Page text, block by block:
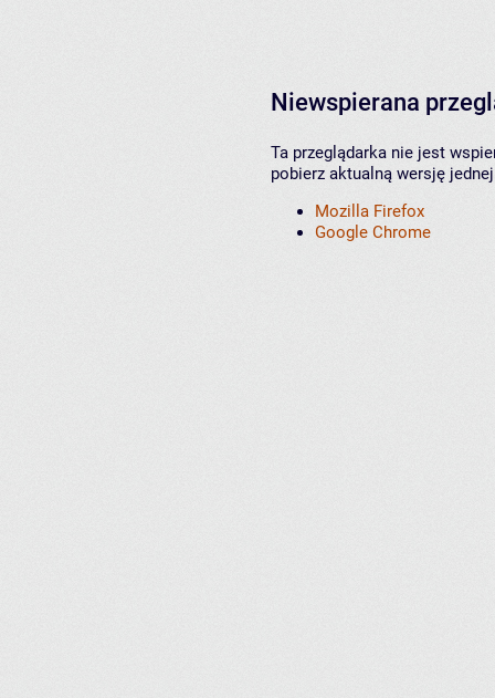
Niewspierana
Ta przeglądarka nie jest
pobierz aktualną wersję
Mozilla Firefox
Google Chrome